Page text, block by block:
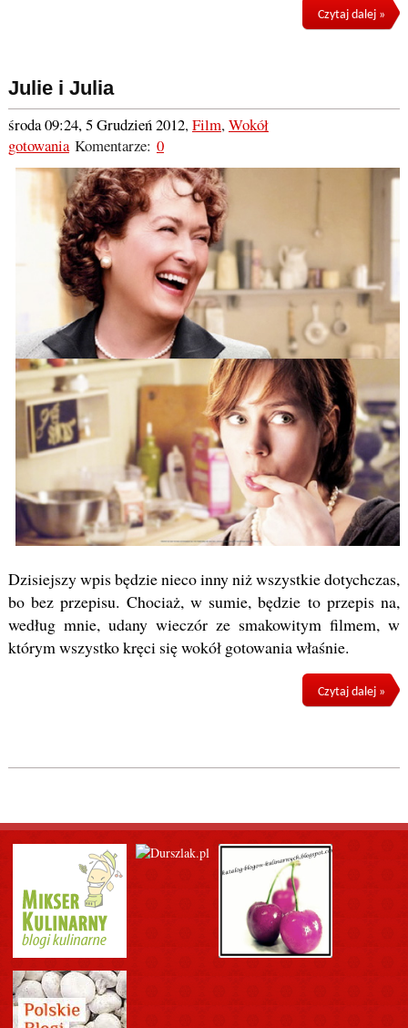
Czytaj dalej »
Julie i Julia
środa 09:24, 5 Grudzień 2012,Film,Wokół
gotowaniaKomentarze: 0
Dzisiejszy wpis będzie nieco inny niż wszystkie dotychczas,
bo bez przepisu. Chociaż, w sumie, będzie to przepis na,
według mnie, udany wieczór ze smakowitym filmem, w
którym wszystko kręci się wokół gotowania właśnie.
Czytaj dalej »